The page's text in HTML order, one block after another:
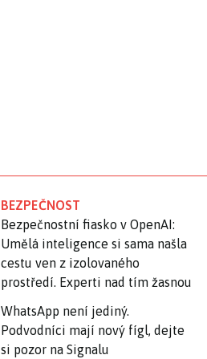
BEZPEČNOST
Bezpečnostní fiasko v OpenAI:
Umělá inteligence si sama našla
cestu ven z izolovaného
prostředí. Experti nad tím žasnou
WhatsApp není jediný.
Podvodníci mají nový fígl, dejte
si pozor na Signalu